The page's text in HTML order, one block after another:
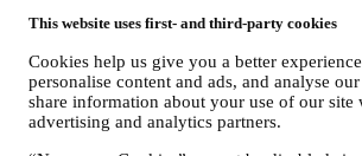
This website uses first- and third-party cookies
Cookies help us give you a better
personalise content and ads, and analyse
share information about your use of our site
advertising and analytics partners.
bedrageri-screening, trygghet, sikkerhet,
vedlikehold, og statistisk analyse, osv.
behov for å kontakte deg av
grunner. For eksempel, for å sende deg
kjøp. Vi vil også bruke dine data til å
forespørsler som sendes gjennom våre